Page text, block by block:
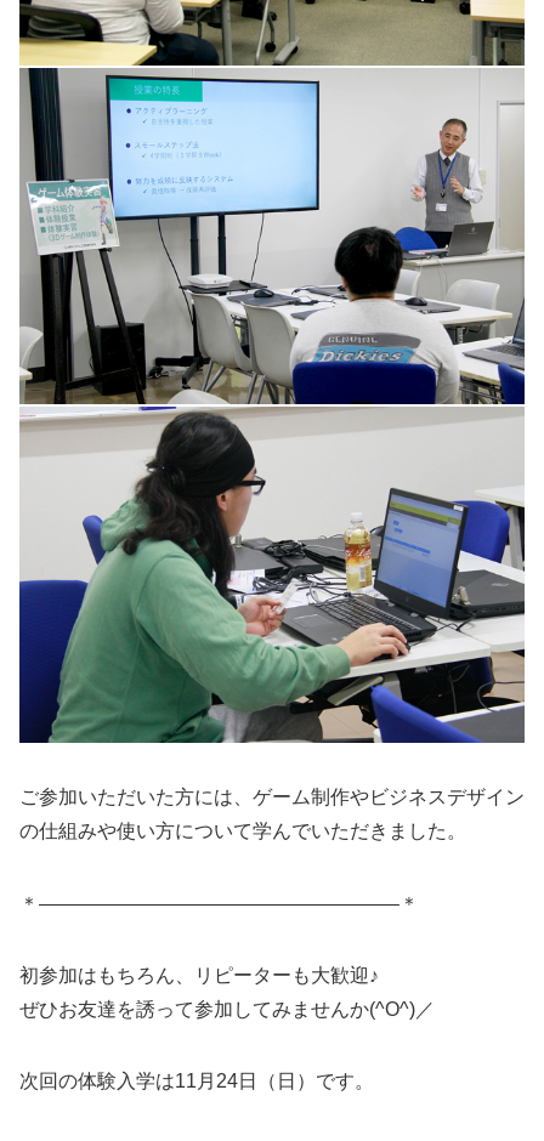
ご参加いただいた方には、ゲーム制作やビジネスデザイン
の仕組みや使い方について学んでいただきました。
＊——————————————————–＊
初参加はもちろん、リピーターも大歓迎♪
ぜひお友達を誘って参加してみませんか(^O^)／
次回の体験入学は11月24日（日）です。